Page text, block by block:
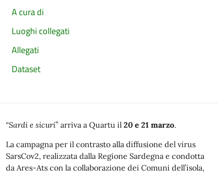
A cura di
Luoghi collegati
Allegati
Dataset
“Sardi e sicuri” arriva a Quartu il 20 e 21 marzo.
La campagna per il contrasto alla diffusione del virus
SarsCov2, realizzata dalla Regione Sardegna e condotta
da Ares-Ats con la collaborazione dei Comuni dell’isola,